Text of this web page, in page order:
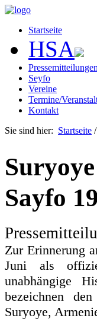
Startseite
HSA
Pressemitteilungen
Seyfo
Vereine
Termine/
Kontakt
Sie sind hier: Startseite /
Sayfo
Zur Erinnerung
Juni als
unabhängige
bezeichnen
Suryoye,